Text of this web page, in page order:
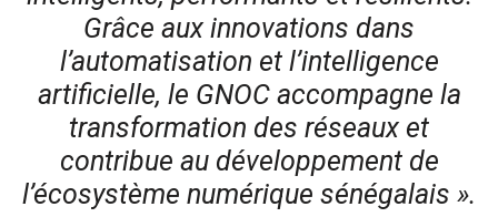
Grâce aux innovations dans
l’automatisation et l’intelligence
artificielle, le GNOC accompagne la
transformation des réseaux et
contribue au développement de
l’écosystème numérique sénégalais ».